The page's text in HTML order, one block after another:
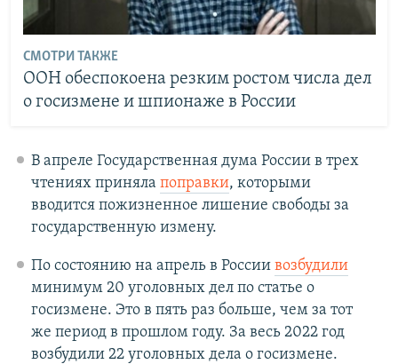
СМОТРИ ТАКЖЕ
ООН обеспокоена резким ростом числа дел
о госизмене и шпионаже в России
В апреле Государственная дума России в трех
чтениях приняла поправки, которыми
вводится пожизненное лишение свободы за
государственную измену.
По состоянию на апрель в России возбудили
минимум 20 уголовных дел по статье о
госизмене. Это в пять раз больше, чем за тот
же период в прошлом году. За весь 2022 год
возбудили 22 уголовных дела о госизмене.